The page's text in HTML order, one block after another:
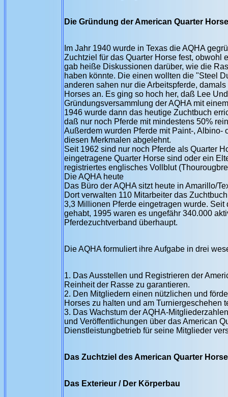
Die Gründung der American Quarter
Im Jahr 1940 wurde in Texas die AQHA
Zuchtziel für das Quarter Horse fest, obwohl
gab heiße Diskussionen darüber, wie die
haben könnte. Die einen wollten die "Steel
anderen sahen nur die Arbeitspferde,
Horses an. Es ging so hoch her, daß Lee
Gründungsversammlung der AQHA mit
1946 wurde dann das heutige Zuchtbuch
daß nur noch Pferde mit mindestens 50%
Außerdem wurden Pferde mit Paint-, Albino-
diesen Merkmalen abgelehnt.
Seit 1962 sind nur noch Pferde als Quarter
eingetragene Quarter Horse sind oder ein
registriertes englisches Vollblut
Die AQHA heute
Das Büro der AQHA sitzt heute in Amarillo/
Dort verwalten 110 Mitarbeiter das
3,3 Millionen Pferde eingetragen wurde.
gehabt, 1995 waren es ungefähr 340.000
Pferdezuchtverband überhaupt.
Die AQHA formuliert ihre Aufgabe in drei
1. Das Ausstellen und Registrieren der
Reinheit der Rasse zu garantieren.
2. Den Mitgliedern einen nützlichen und
Horses zu halten und am Turniergeschehen
3. Das Wachstum der AQHA-
und Veröffentlichungen über das American
Dienstleistungbetrieb für seine Mitglieder
Das Zuchtziel des American Quarter Horse
Das Exterieur / Der Körperbau